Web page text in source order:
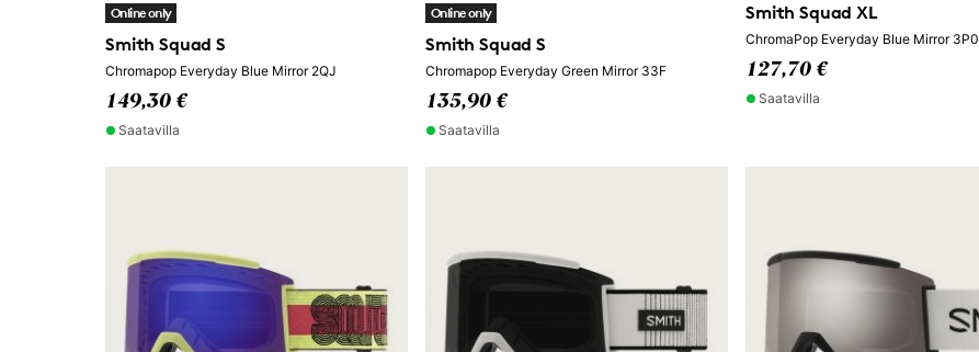
Online only
Smith Squad S
Chromapop Everyday Blue Mirror 2QJ
149,30 €
Saatavilla
Online only
Smith Squad S
Chromapop Everyday Green Mirror 33F
135,90 €
Saatavilla
Smith Squad XL
ChromaPop Everyday Blue Mirror 3P0
127,70 €
Saatavilla